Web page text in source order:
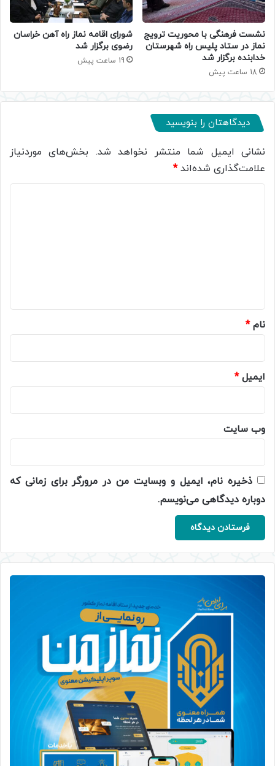
نشست فرهنگی با محوریت ترویج
نماز در ستاد پلیس راه شهرستان
خدابنده برگزار شد
18 ساعت پیش
شورای اقامه نماز راه آهن خراسان
رضوی برگزار شد
19 ساعت پیش
دیدگاهتان را بنویسید
نشانی ایمیل شما منتشر نخواهد شد. بخش‌های موردنیاز
علامت‌گذاری شده‌اند*
نام*
ایمیل*
وب‌ سایت
ذخیره نام، ایمیل و وبسایت من در مرورگر برای زمانی که
دوباره دیدگاهی می‌نویسم.